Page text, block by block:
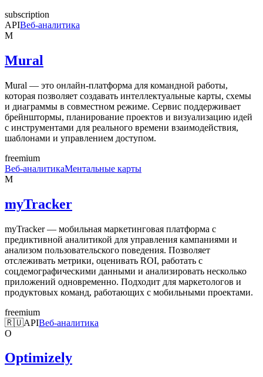
subscription
APIВеб-аналитика
M
Mural
Mural — это онлайн-платформа для командной работы,
которая позволяет создавать интеллектуальные карты, схемы
и диаграммы в совместном режиме. Сервис поддерживает
брейнштормы, планирование проектов и визуализацию идей
с инструментами для реального времени взаимодействия,
шаблонами и управлением доступом.
freemium
Веб-аналитикаМентальные карты
M
myTracker
myTracker — мобильная маркетинговая платформа с
предиктивной аналитикой для управления кампаниями и
анализом пользовательского поведения. Позволяет
отслеживать метрики, оценивать ROI, работать с
соцдемографическими данными и анализировать несколько
приложений одновременно. Подходит для маркетологов и
продуктовых команд, работающих с мобильными проектами.
freemium
🇷🇺APIВеб-аналитика
O
Optimizely